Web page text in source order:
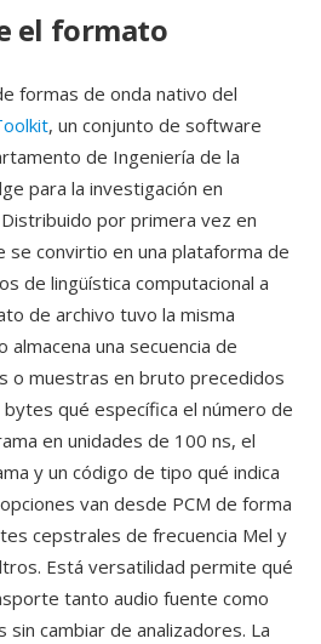
el formato
formas de onda nativo del
, un conjunto de software
de Ingeniería de la
para la investigación en
por primera vez en
se convirtio en una plataforma de
de lingüística computacional a
de archivo tuvo la misma
almacena una secuencia de
o muestras en bruto precedidos
qué específica el número de
en unidades de 100 ns, el
y un código de tipo qué indica
van desde PCM de forma
cepstrales de frecuencia Mel y
Está versatilidad permite qué
tanto audio fuente como
sin cambiar de analizadores. La